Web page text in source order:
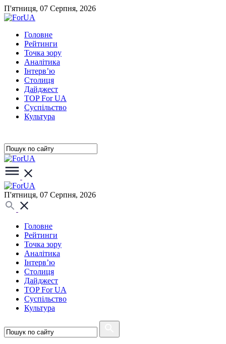
П'ятниця, 07 Серпня, 2026
Головне
Рейтинги
Точка зору
Аналітика
Інтерв’ю
Столиця
Дайджест
TOP For UA
Суспiльство
Культура
П'ятниця, 07 Серпня, 2026
Головне
Рейтинги
Точка зору
Аналітика
Інтерв’ю
Столиця
Дайджест
TOP For UA
Суспiльство
Культура